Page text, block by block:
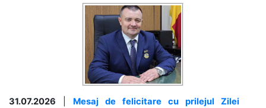
31.07.2026
Mesaj de felicitare cu prilejul Zilei